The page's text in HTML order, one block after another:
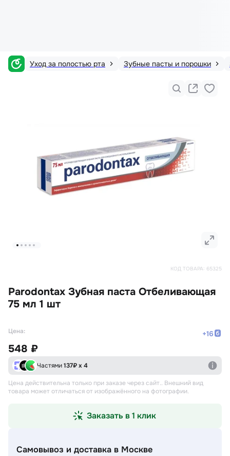
Уход за полостью рта Зубные пасты и порошки
КОД ТОВАРА: 65325
Parodontax Зубная паста Отбеливающая
75 мл 1 шт
Цена: +16
548 ₽
Частями137₽ х 4
Цена действительна только при заказе через сайт.. Внешний вид
товара может отличаться от изображённого на фотографии.
Заказать в 1 клик
Самовывоз и доставка в Москве